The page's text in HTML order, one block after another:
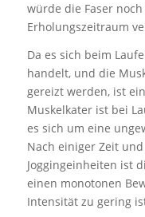
würde die Faser
Erholungszeitraum
Da es sich beim
handelt, und die
gereizt werden, ist
Muskelkater ist bei
es sich um eine
Nach einiger Zeit
Joggingeinheiten ist
einen monotonen
Intensität zu gering